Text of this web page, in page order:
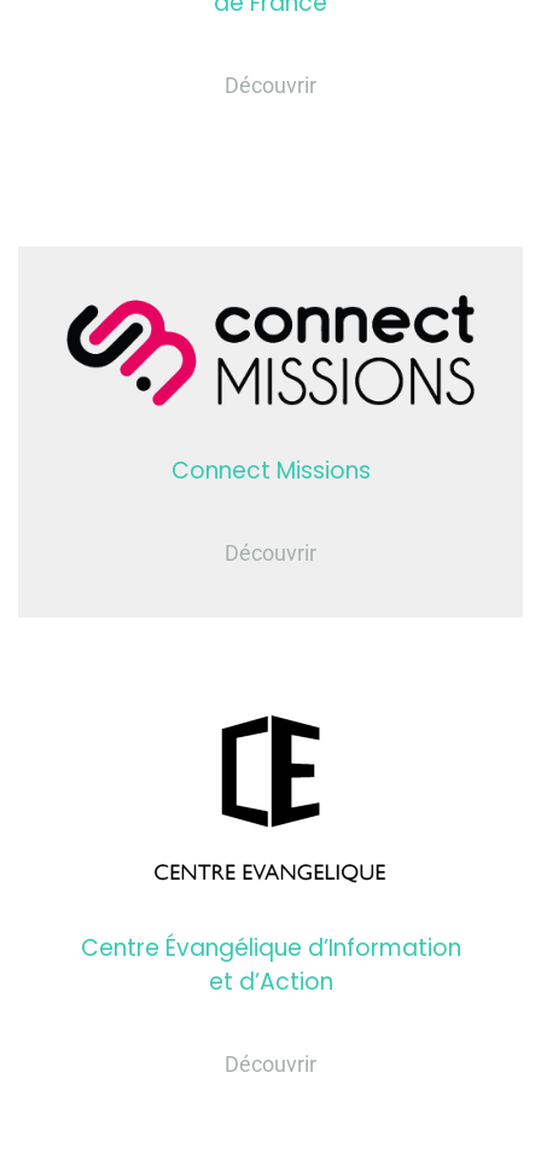
Découvrir
Connect Missions
Découvrir
Centre Évangélique d’Information
et d’Action
Découvrir